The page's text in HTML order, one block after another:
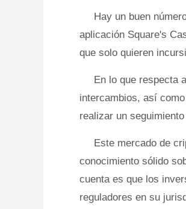
Hay un buen
aplicación Square's
que solo quieren
En lo que respecta
intercambios, así
realizar un
Este mercado de
conocimiento sólido
cuenta es que los
reguladores en su